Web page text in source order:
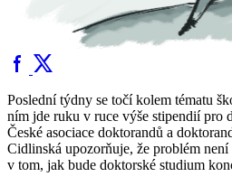
Poslední týdny se točí kolem tématu
ním jde ruku v ruce výše stipendií pro
České asociace doktorandů a
Cidlinská upozorňuje, že problém
v tom, jak bude doktorské studium